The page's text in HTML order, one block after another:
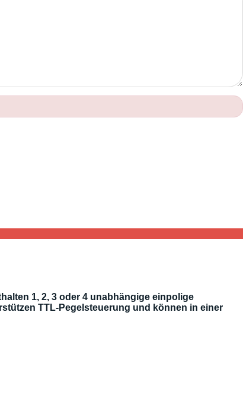
1, 2, 3 oder 4 unabhängige einpolige
TTL-Pegelsteuerung und können in einer